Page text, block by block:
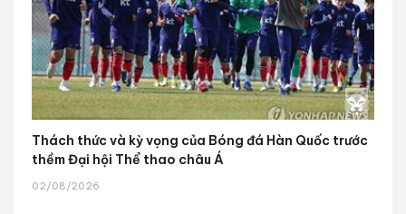
Thách thức và kỳ vọng của Bóng đá Hàn Quốc trước
thềm Đại hội Thể thao châu Á
02/08/2026